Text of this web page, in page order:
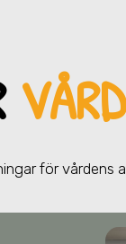
för vårdens